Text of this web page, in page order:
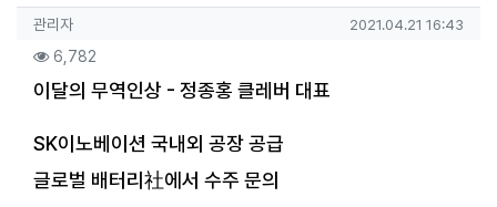
작성자 정보
관리자작성 작성일
2021.04.21 16:43
컨텐츠 정보
6,782
본문이달의 무역인상 - 정종홍 클레버 대표
SK이노베이션 국내외 공장 공급
글로벌 배터리社에서 수주 문의